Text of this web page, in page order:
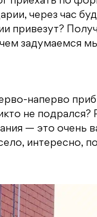
через час
привезут?
задумаемся
наперво
не подрался?
— это очень
интересно,